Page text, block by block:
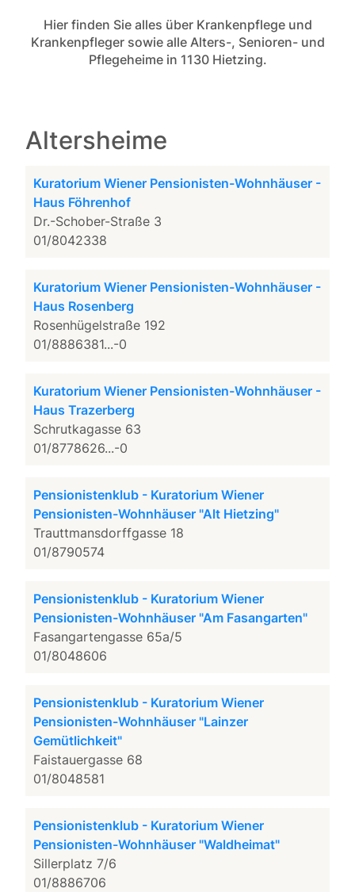
Hier finden Sie alles über Krankenpflege und
Krankenpfleger sowie alle Alters-, Senioren- und
Pflegeheime in 1130 Hietzing.
Altersheime
Kuratorium Wiener Pensionisten-Wohnhäuser -
Haus Föhrenhof
Dr.-Schober-Straße 3
01/8042338
Kuratorium Wiener Pensionisten-Wohnhäuser -
Haus Rosenberg
Rosenhügelstraße 192
01/8886381...-0
Kuratorium Wiener Pensionisten-Wohnhäuser -
Haus Trazerberg
Schrutkagasse 63
01/8778626...-0
Pensionistenklub - Kuratorium Wiener
Pensionisten-Wohnhäuser "Alt Hietzing"
Trauttmansdorffgasse 18
01/8790574
Pensionistenklub - Kuratorium Wiener
Pensionisten-Wohnhäuser "Am Fasangarten"
Fasangartengasse 65a/5
01/8048606
Pensionistenklub - Kuratorium Wiener
Pensionisten-Wohnhäuser "Lainzer
Gemütlichkeit"
Faistauergasse 68
01/8048581
Pensionistenklub - Kuratorium Wiener
Pensionisten-Wohnhäuser "Waldheimat"
Sillerplatz 7/6
01/8886706